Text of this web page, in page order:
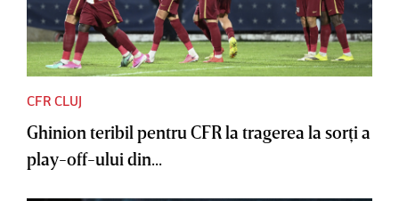
CFR CLUJ
Ghinion teribil pentru CFR la tragerea la sorţi a
play-off-ului din...